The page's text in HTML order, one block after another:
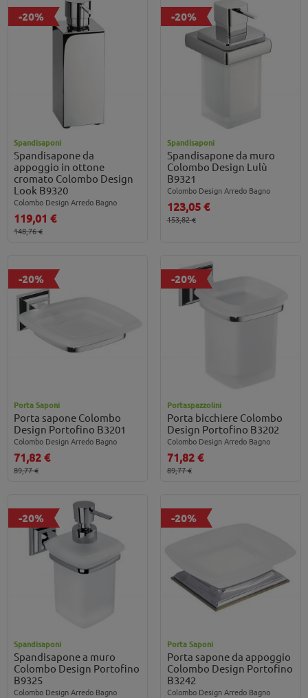
-20%
Spandisaponi
Spandisapone da
appoggio in ottone
cromato Colombo Design
Look B9320
Colombo Design Arredo Bagno
119,01 €
148,76 €
-20%
Spandisaponi
Spandisapone da muro
Colombo Design Lulù
B9321
Colombo Design Arredo Bagno
123,05 €
153,82 €
-20%
Porta Saponi
Porta sapone Colombo
Design Portofino B3201
Colombo Design Arredo Bagno
71,82 €
89,77 €
-20%
Portaspazzolini
Porta bicchiere Colombo
Design Portofino B3202
Colombo Design Arredo Bagno
71,82 €
89,77 €
-20%
Spandisaponi
Spandisapone a muro
Colombo Design Portofino
B9325
Colombo Design Arredo Bagno
-20%
Porta Saponi
Porta sapone da appoggio
Colombo Design Portofino
B3242
Colombo Design Arredo Bagno